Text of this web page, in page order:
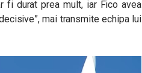
fi durat prea mult, iar Fico avea
mai transmite echipa lui